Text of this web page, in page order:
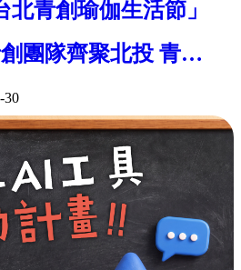
北青創瑜伽生活節」
隊齊聚北投 青年
意打造社區共好新風
30